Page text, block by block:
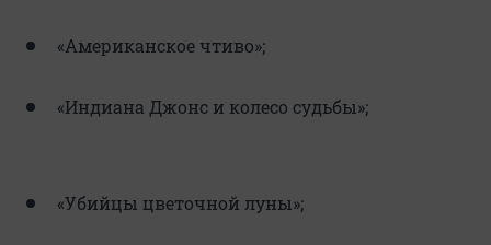
«Американское чтиво»;
«Индиана Джонс и колесо судьбы»;
«Убийцы цветочной луны»;